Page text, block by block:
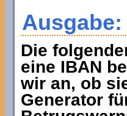
Die
eine IBAN
wir an, ob
Generator